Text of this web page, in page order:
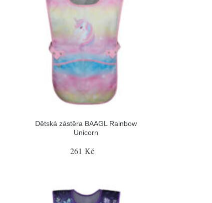
Dětská zástěra BAAGL Rainbow
Unicorn
261 Kč